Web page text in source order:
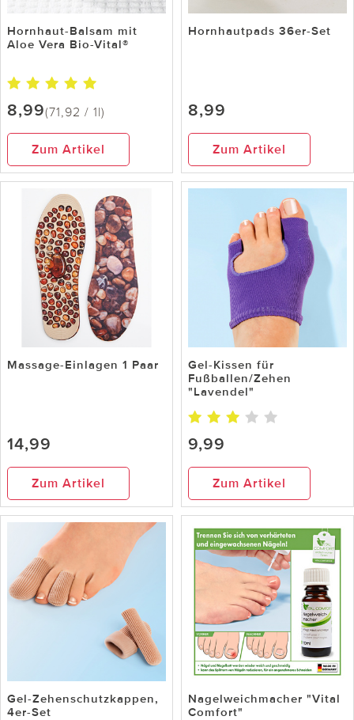
Hornhaut-Balsam mit
Aloe Vera Bio-Vital®
8,99(71,92 / 1l)
Zum Artikel
Hornhautpads 36er-Set
8,99
Zum Artikel
Massage-Einlagen 1 Paar
14,99
Zum Artikel
Gel-Kissen für
Fußballen/Zehen
"Lavendel"
9,99
Zum Artikel
Gel-Zehenschutzkappen,
4er-Set
Nagelweichmacher "Vital
Comfort"